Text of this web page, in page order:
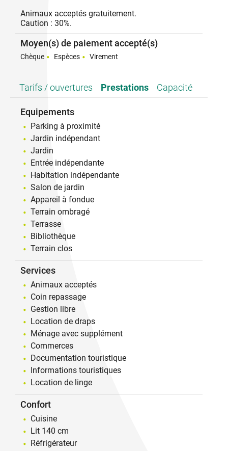
Animaux acceptés gratuitement.
Caution : 30%.
Moyen(s) de paiement accepté(s)
Chèque Espèces Virement
Tarifs / ouvertures Prestations Capacité
Equipements
Parking à proximité
Jardin indépendant
Jardin
Entrée indépendante
Habitation indépendante
Salon de jardin
Appareil à fondue
Terrain ombragé
Terrasse
Bibliothèque
Terrain clos
Services
Animaux acceptés
Coin repassage
Gestion libre
Location de draps
Ménage avec supplément
Commerces
Documentation touristique
Informations touristiques
Location de linge
Confort
Cuisine
Lit 140 cm
Réfrigérateur